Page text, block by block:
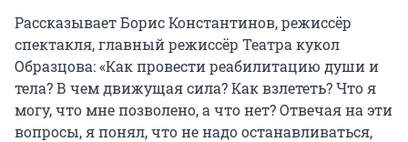
Рассказывает Борис Константинов, режиссёр
спектакля, главный режиссёр Театра кукол
Образцова: «Как провести реабилитацию души и
тела? В чем движущая сила? Как взлететь? Что я
могу, что мне позволено, а что нет? Отвечая на эти
вопросы, я понял, что не надо останавливаться,